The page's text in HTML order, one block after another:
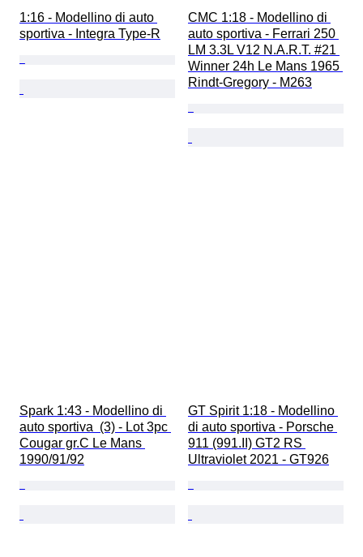
1:16 - Modellino di auto
sportiva - Integra Type-R
CMC 1:18 - Modellino di
auto sportiva - Ferrari 250
LM 3.3L V12 N.A.R.T. #21
Winner 24h Le Mans 1965
Rindt-Gregory - M263
Spark 1:43 - Modellino di
auto sportiva  (3) - Lot 3pc
Cougar gr.C Le Mans
1990/91/92
GT Spirit 1:18 - Modellino
di auto sportiva - Porsche
911 (991.II) GT2 RS
Ultraviolet 2021 - GT926